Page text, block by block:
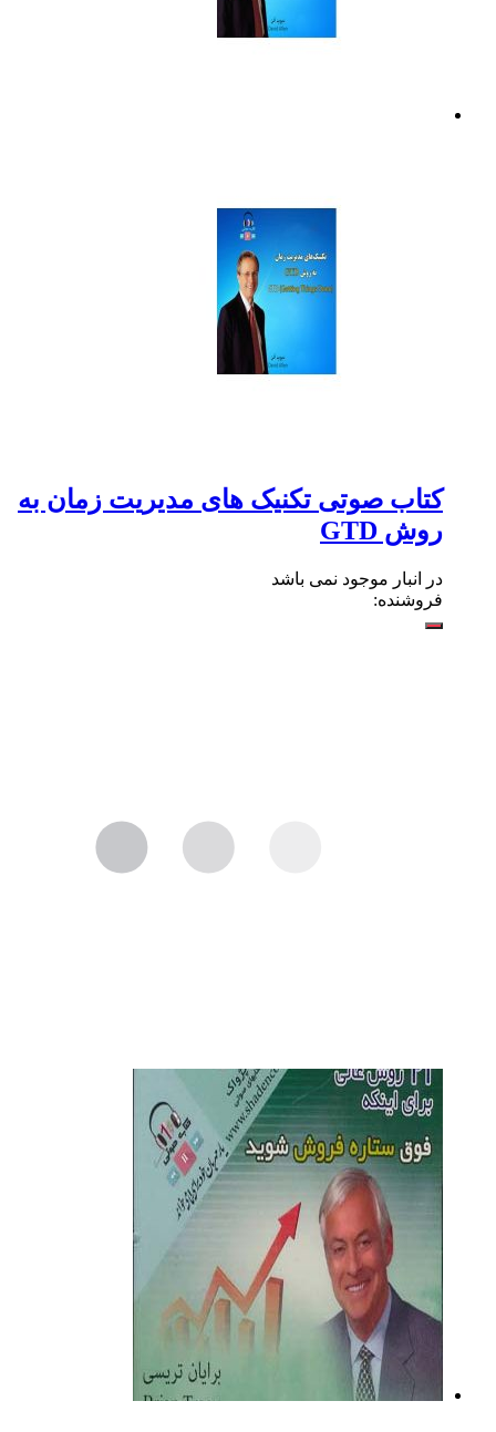
کتاب صوتی تکنیک های مدیریت زمان به
روش GTD
در انبار موجود نمی باشد
فروشنده: